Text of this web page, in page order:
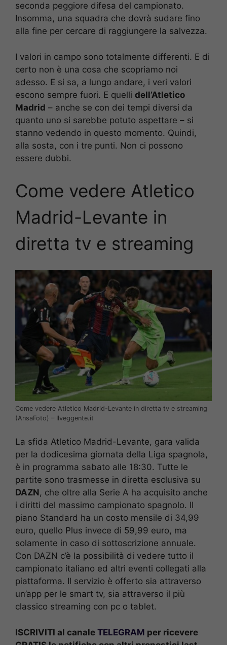
seconda peggiore difesa del campionato.
Insomma, una squadra che dovrà sudare fino
alla fine per cercare di raggiungere la salvezza.
I valori in campo sono totalmente differenti. E di
certo non è una cosa che scopriamo noi
adesso. E si sa, a lungo andare, i veri valori
escono sempre fuori. E quelli dell’Atletico
Madrid – anche se con dei tempi diversi da
quanto uno si sarebbe potuto aspettare – si
stanno vedendo in questo momento. Quindi,
alla sosta, con i tre punti. Non ci possono
essere dubbi.
Come vedere Atletico
Madrid-Levante in
diretta tv e streaming
Come vedere Atletico Madrid-Levante in diretta tv e streaming
(AnsaFoto) – Ilveggente.it
La sfida Atletico Madrid-Levante, gara valida
per la dodicesima giornata della Liga spagnola,
è in programma sabato alle 18:30. Tutte le
partite sono trasmesse in diretta esclusiva su
DAZN, che oltre alla Serie A ha acquisito anche
i diritti del massimo campionato spagnolo. Il
piano Standard ha un costo mensile di 34,99
euro, quello Plus invece di 59,99 euro, ma
solamente in caso di sottoscrizione annuale.
Con DAZN c’è la possibilità di vedere tutto il
campionato italiano ed altri eventi collegati alla
piattaforma. Il servizio è offerto sia attraverso
un’app per le smart tv, sia attraverso il più
classico streaming con pc o tablet.
ISCRIVITI al canale TELEGRAM per ricevere